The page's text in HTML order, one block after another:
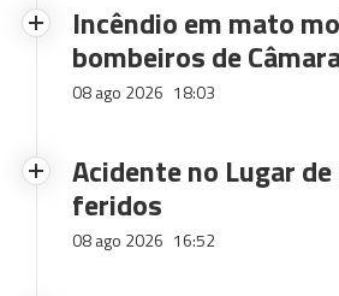
Incêndio em mato
bombeiros de
08 ago 2026 18:03
Acidente no Lugar
feridos
08 ago 2026 16:52